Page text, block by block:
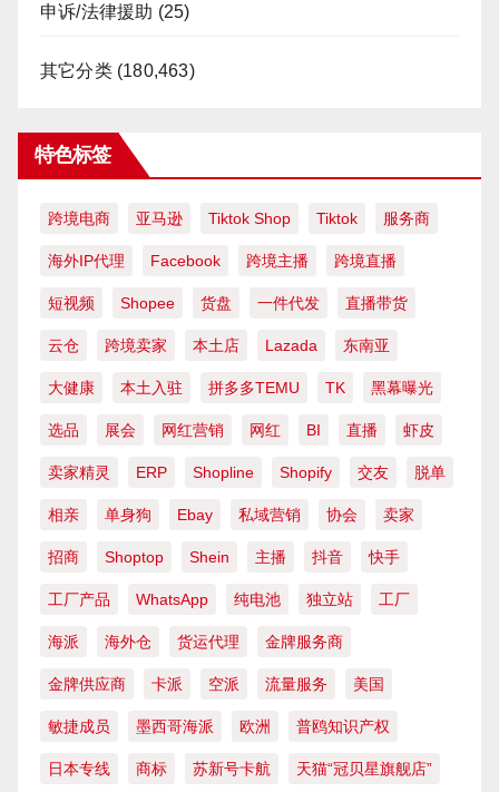
申诉/法律援助 (25)
其它分类(180,463)
特色标签
跨境电商 亚马逊 Tiktok Shop Tiktok 服务商
海外IP代理 Facebook 跨境主播 跨境直播
短视频 Shopee 货盘 一件代发 直播带货
云仓 跨境卖家 本土店 Lazada 东南亚
大健康 本土入驻 拼多多TEMU TK 黑幕曝光
选品 展会 网红营销 网红 BI 直播 虾皮
卖家精灵 ERP Shopline Shopify 交友 脱单
相亲 单身狗 Ebay 私域营销 协会 卖家
招商 Shoptop Shein 主播 抖音 快手
工厂产品 WhatsApp 纯电池 独立站 工厂
海派 海外仓 货运代理 金牌服务商
金牌供应商 卡派 空派 流量服务 美国
敏捷成员 墨西哥海派 欧洲 普鸥知识产权
日本专线 商标 苏新号卡航 天猫“冠贝星旗舰店”